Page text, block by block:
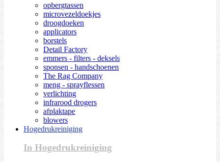
opbergtassen
microvezeldoekjes
droogdoeken
applicators
borstels
Detail Factory
emmers - filters - deksels
sponsen - handschoenen
The Rag Company
meng - sprayflessen
verlichting
infrarood drogers
afplaktape
blowers
Hogedrukreiniging
In Hogedrukreiniging